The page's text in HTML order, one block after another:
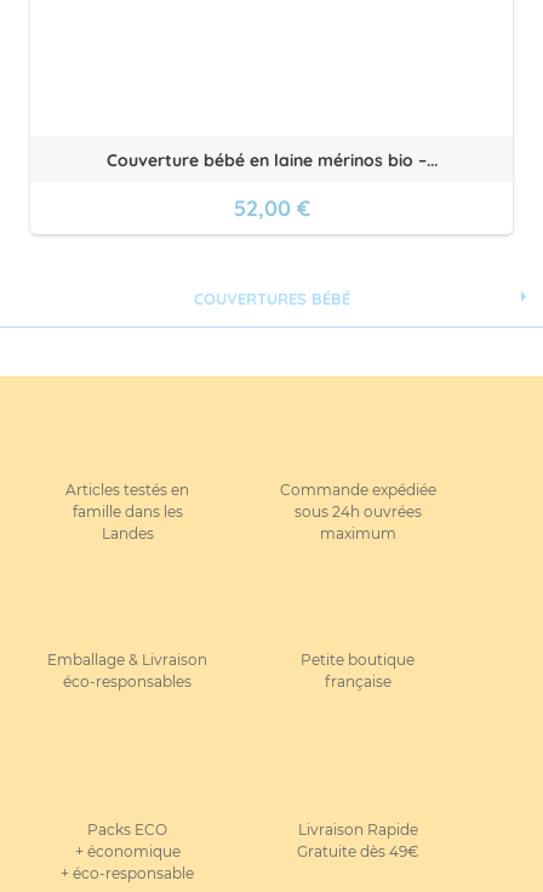
COUVERTURES BÉBÉ
Couverture bébé en laine mérinos bio –...
52,00 €
Articles testés en
famille dans les
Landes
Commande expédiée
sous 24h ouvrées
maximum
Emballage & Livraison
éco-responsables
Petite boutique
française
Packs ECO
+ économique
+ éco-responsable
Livraison Rapide
Gratuite dès 49€